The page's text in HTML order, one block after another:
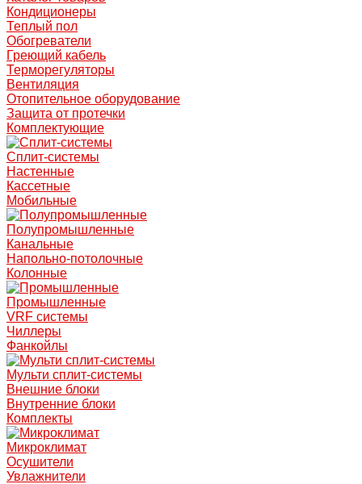
Кондиционеры
Теплый пол
Обогреватели
Греющий кабель
Терморегуляторы
Вентиляция
Отопительное оборудование
Защита от протечки
Комплектующие
Сплит-системы
Настенные
Кассетные
Мобильные
Полупромышленные
Канальные
Напольно-потолочные
Колонные
Промышленные
VRF системы
Чиллеры
Фанкойлы
Мульти сплит-системы
Внешние блоки
Внутренние блоки
Комплекты
Микроклимат
Осушители
Увлажнители